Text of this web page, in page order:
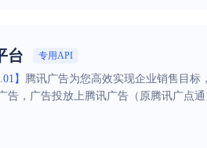
台 专用API
】 腾讯广告为您高效实现企业销售目标
告，广告投放上腾讯广告（原腾讯广点通